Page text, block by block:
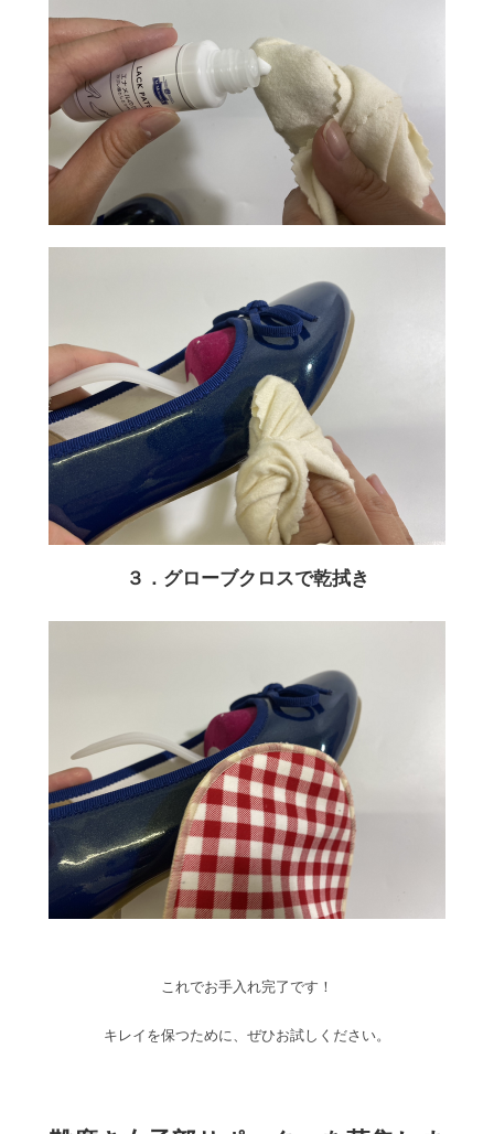
３．グローブクロスで乾拭き
これでお手入れ完了です！
キレイを保つために、ぜひお試しください。